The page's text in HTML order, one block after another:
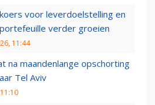
voor leverdoelstelling en
verder groeien
11:44
na maandenlange opschorting
Tel Aviv